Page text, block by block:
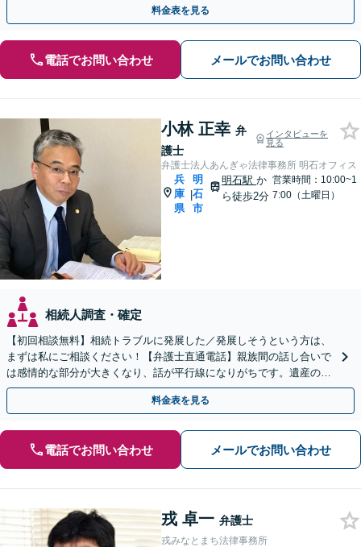
料金表を見る
電話でお問い合わせ メールでお問い合わせ
小林 正幸 弁
護士
インタビューを
見る
弁護士法人あんぎゃ法律事務所 明石オフィス
兵
庫
県
|
明
石
市
明石駅 か
ら徒歩2分
営業時間：10:00~1
7:00（土曜日）
相続人調査・確定
【初回相談無料】相続トラブルに発展した／発展しそうという方は、
まずは私にご相談ください！【弁護士直通電話】親族間の話し合いで
は感情的な部分が大きくなり、話が平行線になりがちです。遺産の使
い込みもご相談ください。泥沼化する前にお電話ください。
料金表を見る
電話でお問い合わせ メールでお問い合わせ
戎 卓一 弁護士
戎みなとまち法律事務所